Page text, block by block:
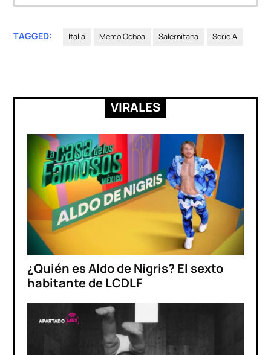
TAGGED: Italia Memo Ochoa Salernitana Serie A
VIRALES
¿Quién es Aldo de Nigris? El sexto
habitante de LCDLF